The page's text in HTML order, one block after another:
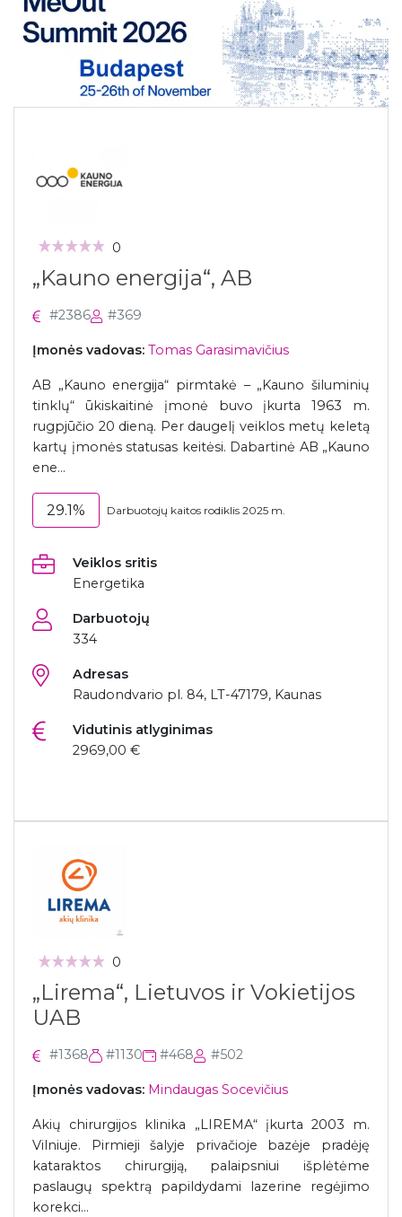
0
„Kauno energija“, AB
#2386 #369
Įmonės vadovas: Tomas Garasimavičius
AB „Kauno energija“ pirmtakė – „Kauno šiluminių
tinklų“ ūkiskaitinė įmonė buvo įkurta 1963 m.
rugpjūčio 20 dieną. Per daugelį veiklos metų keletą
kartų įmonės statusas keitėsi. Dabartinė AB „Kauno
ene...
29.1% Darbuotojų kaitos rodiklis 2025 m.
Veiklos sritis
Energetika
Darbuotojų
334
Adresas
Raudondvario pl. 84, LT-47179, Kaunas
Vidutinis atlyginimas
2969,00 €
0
„Lirema“, Lietuvos ir Vokietijos
UAB
#1368 #1130 #468 #502
Įmonės vadovas: Mindaugas Socevičius
Akių chirurgijos klinika „LIREMA“ įkurta 2003 m.
Vilniuje. Pirmieji šalyje privačioje bazėje pradėję
kataraktos chirurgiją, palaipsniui išplėtėme
paslaugų spektrą papildydami lazerine regėjimo
korekci...